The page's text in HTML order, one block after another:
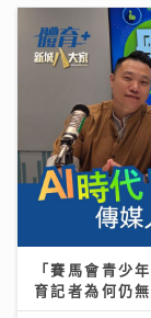
「賽馬會青少
育記者為何仍